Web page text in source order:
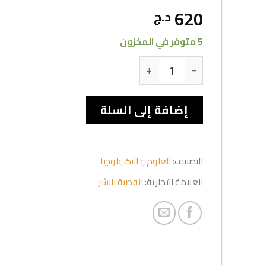
620 د.ج
5 متوفر في المخزون
إضافة إلى السلة
التصنيف:العلوم و التكنولوجيا
العلامة التجارية:القصبة للنشر